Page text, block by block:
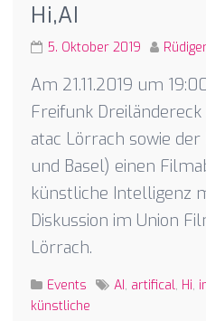
Hi,AI
5. Oktober 2019
Am 21.11.2019 um
Freifunk
atac Lörrach sowie
und Basel) einen
künstliche Intelligenz
Diskussion im Union
Lörrach.
Events AI, artifical, Hi,
künstliche